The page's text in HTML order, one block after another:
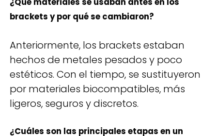
¿Qué materiales se usaban antes en los
brackets y por qué se cambiaron?
Anteriormente, los brackets estaban
hechos de metales pesados y poco
estéticos. Con el tiempo, se sustituyeron
por materiales biocompatibles, más
ligeros, seguros y discretos.
¿Cuáles son las principales etapas en un